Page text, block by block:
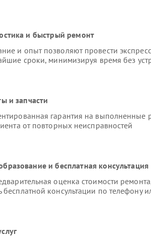
и быстрый ремонт
и опыт позволяют провести
сроки, минимизируя время без
и запчасти
гарантия на выполненные
от повторных неисправностей
и бесплатная консультация
оценка стоимости
консультации по телефону